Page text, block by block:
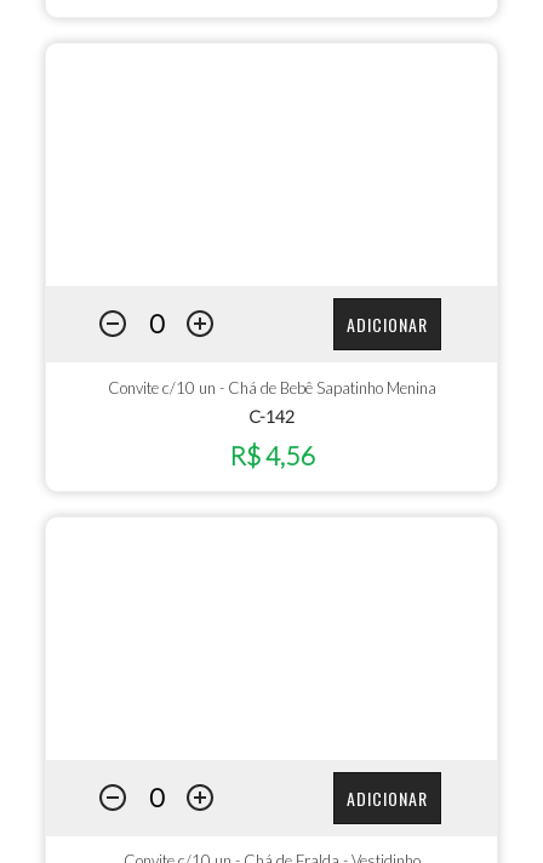
ADICIONAR
Convite c/10 un - Chá de Bebê Sapatinho Menina
C-142
R$ 4,56
ADICIONAR